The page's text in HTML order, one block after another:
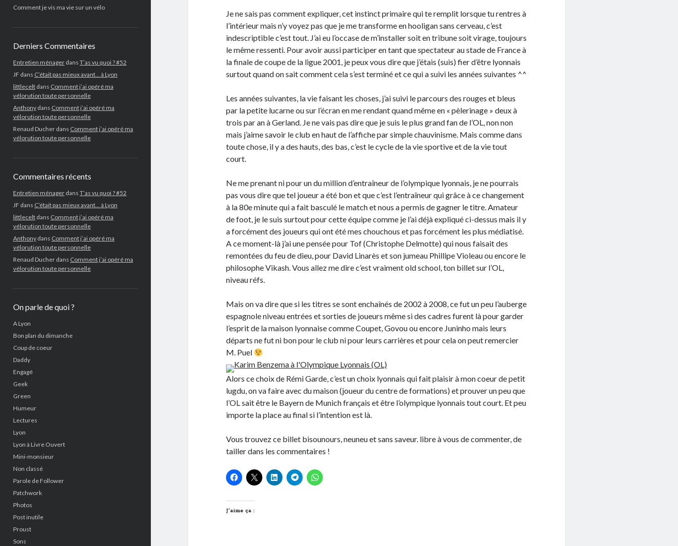
Comment je vis ma vie sur un vélo
Derniers Commentaires
Entretien ménagerdans T’as vu quoi ? #52
JF dans C’était pas mieux avant… à Lyon
littleceltdans Comment j’ai opéré ma
vélorution toute personnelle
Anthonydans Comment j’ai opéré ma
vélorution toute personnelle
Renaud Ducherdans Comment j’ai opéré ma
vélorution toute personnelle
Commentaires récents
Entretien ménagerdans T’as vu quoi ? #52
JF dans C’était pas mieux avant… à Lyon
littleceltdans Comment j’ai opéré ma
vélorution toute personnelle
Anthonydans Comment j’ai opéré ma
vélorution toute personnelle
Renaud Ducherdans Comment j’ai opéré ma
vélorution toute personnelle
On parle de quoi ?
A Lyon
Bon plan du dimanche
Coup de coeur
Daddy
Engagé
Geek
Green
Humeur
Lectures
Lyon
Lyon à Livre Ouvert
Mini-monsieur
Non classé
Parole de Follower
Patchwork
Photos
Post inutile
Proust
Sons
Je ne sais pas comment expliquer, cet instinct primaire qui te remplit lorsque tu rentres à
l’intérieur mais n’y voyez pas que je me transforme en hooligan sans cerveau, c’est
indescriptible c’est tout. J’ai eu l’occase de m’installer soit en tribune soit virage, toujours
le même ressenti. Pour avoir aussi participer en tant que spectateur au stade de France à
la finale de coupe de la ligue 2001, je peux vous dire que j’étais (suis) fier d’être lyonnais
surtout quand on sait comment cela s’est terminé et ce qui a suivi les années suivantes ^^
Les années suivantes, la vie faisant les choses, j’ai suivi le parcours des rouges et bleus
par la petite lucarne ou sur l’écran en me rendant quand même en « pèlerinage » deux à
trois par an à Gerland. Je ne vais pas dire que je suis le plus grand fan de l’OL, non non
mais j’aime savoir le club en haut de l’affiche par simple chauvinisme. Mais comme dans
toute chose, il y a des hauts, des bas, c’est le cycle de la vie sportive et de la vie tout
court.
Ne me prenant ni pour un du million d’entraîneur de l’olympique lyonnais, je ne pourrais
pas vous dire que tel joueur a été bon et que c’est l’entraîneur qui grâce à ce changement
à la 80e minute qui a fait basculé le match et nous a permis de gagner le titre. Amateur
de foot, je le suis surtout pour cette équipe comme je l’ai déjà expliqué ci-dessus mais il y
a forcément des joueurs qui ont été mes chouchous et pas forcément les plus médiatisé.
A ce moment-là j’ai une pensée pour Tof (Christophe Delmotte) qui nous faisait des
remontées du feu de dieu, pour David Linarès et son jumeau Phillipe Violeau ou encore le
philosophe Vikash. Vous allez me dire c’est vraiment old school, ton billet sur l’OL,
niveau réfs.
Mais on va dire que si les titres se sont enchaînés de 2002 à 2008, ce fut un peu l’auberge
espagnole niveau entrées et sorties de joueurs même si des cadres furent là pour garder
l’esprit de la maison lyonnaise comme Coupet, Govou ou encore Juninho mais leurs
départs ne fut ni bon pour le club ni pour leurs carrières et pour cela on peut remercier
M. Puel
Alors ce choix de Rémi Garde, c’est un choix lyonnais qui fait plaisir à mon coeur de petit
lugdu, on va faire avec du maison (joueur du centre de formations) et prouver un peu que
l’OL sait être le Bayern de Munich français et être l’olympique lyonnais tout court. Et peu
importe la place au final si l’intention est là.
Vous trouvez ce billet bisounours, neuneu et sans saveur. libre à vous de commenter, de
tailler dans les commentaires !
J’aime ça :